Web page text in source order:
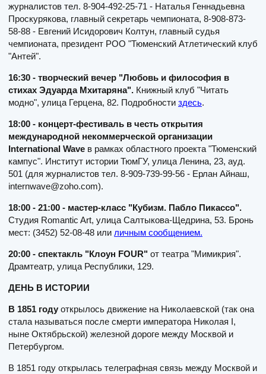
журналистов тел. 8-904-492-25-71 - Наталья Геннадьевна
Проскурякова, главный секретарь чемпионата, 8-908-873-
58-88 - Евгений Исидорович Колтун, главный судья
чемпионата, президент РОО "Тюменский Атлетический клуб
"Антей".
16:30 - творческий вечер "Любовь и философия в
стихах Эдуарда Мхитаряна". Книжный клуб "Читать
модно", улица Герцена, 82. Подробности здесь.
18:00 - концерт-фестиваль в честь открытия
международной некоммерческой организации
International Wave в рамках областного проекта "Тюменский
кампус". Институт истории ТюмГУ, улица Ленина, 23, ауд.
501 (для журналистов тел. 8-909-739-99-56 - Ерлан Айнаш,
internwave@zoho.com).
18:00 - 21:00 - мастер-класс "Кубизм. Пабло Пикассо".
Студия Romantic Art, улица Салтыкова-Щедрина, 53. Бронь
мест: (3452) 52-08-48 или личным сообщением.
20:00 - спектакль "Клоун FOUR" от театра "Мимикрия".
Драмтеатр, улица Республики, 129.
ДЕНЬ В ИСТОРИИ
В 1851 году открылось движение на Николаевской (так она
стала называться после смерти императора Николая I,
ныне Октябрьской) железной дороге между Москвой и
Петербургом.
В 1851 году открылась телеграфная связь между Москвой и